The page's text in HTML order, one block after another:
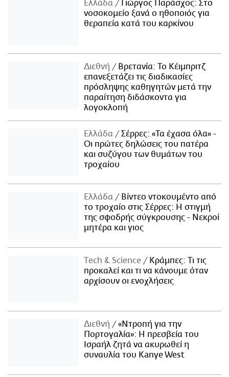
Ελλάδα
Γιώργος Παράσχος: Στο
νοσοκομείο ξανά ο ηθοποιός για
θεραπεία κατά του καρκίνου
Διεθνή
Βρετανία: Το Κέιμπριτζ
επανεξετάζει τις διαδικασίες
πρόσληψης καθηγητών μετά την
παραίτηση διδάσκοντα για
λογοκλοπή
Ελλάδα
Σέρρες: «Τα έχασα όλα» -
Οι πρώτες δηλώσεις του πατέρα
και συζύγου των θυμάτων του
τροχαίου
Ελλάδα
Βίντεο ντοκουμέντο από
το τροχαίο στις Σέρρες: Η στιγμή
της σφοδρής σύγκρουσης - Νεκροί
μητέρα και γιος
Τech & Science
Κράμπες: Τι τις
προκαλεί και τι να κάνουμε όταν
αρχίσουν οι ενοχλήσεις
Διεθνή
«Ντροπή για την
Πορτογαλία»: Η πρεσβεία του
Ισραήλ ζητά να ακυρωθεί η
συναυλία του Kanye West